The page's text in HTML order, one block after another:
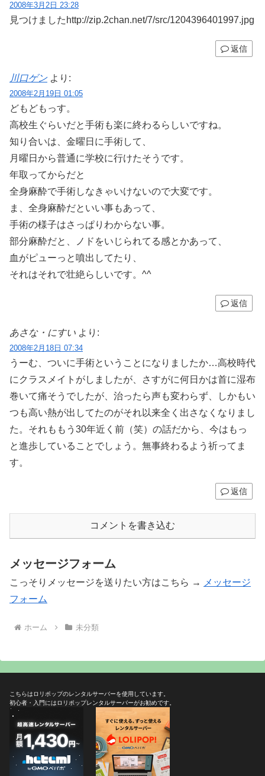
2008年3月2日 23:28
見つけましたhttp://zip.2chan.net/7/src/1204396401997.jpg
返信
川口ゲン より:
2008年2月19日 01:05
どもどもっす。
高校生ぐらいだと手術も楽に終わるらしいですね。
知り合いは、金曜日に手術して、
月曜日から普通に学校に行けたそうです。
年取ってからだと
全身麻酔で手術しなきゃいけないので大変です。
ま、全身麻酔だといい事もあって、
手術の様子はさっぱりわからない事。
部分麻酔だと、ノドをいじられてる感とかあって、
血がピューっと噴出してたり、
それはそれで壮絶らしいです。^^
返信
あさな・にすい より:
2008年2月18日 07:34
うーむ、ついに手術ということになりましたか…高校時代
にクラスメイトがしましたが、さすがに何日かは首に湿布
巻いて痛そうでしたが、治ったら声も変わらず、しかもい
つも高い熱が出してたのがそれ以来全く出さなくなりまし
た。それももう30年近く前（笑）の話だから、今はもっ
と進歩していることでしょう。無事終わるよう祈ってま
す。
返信
コメントを書き込む
メッセージフォーム
こっそりメッセージを送りたい方はこちら →
メッセージ
フォーム
ホーム 未分類
こちらはロリポップのレンタルサーバーを使用しています。
初心者・入門にはロリポップレンタルサーバーがお勧めです。